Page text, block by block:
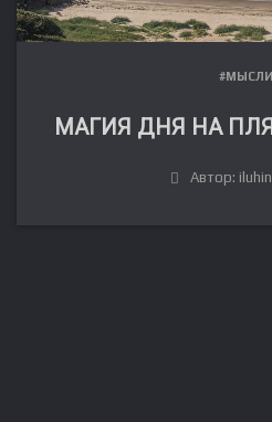
#МЫСЛИ
МАГИЯ ДНЯ НА
Автор: iluhin